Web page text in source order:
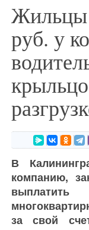
Жильцы
руб. у
В
компанию,
за свой